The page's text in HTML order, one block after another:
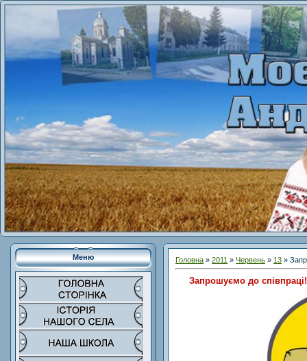
Меню Головна » 2011 » Червень » 13 »
Запрошуємо до співпраці!